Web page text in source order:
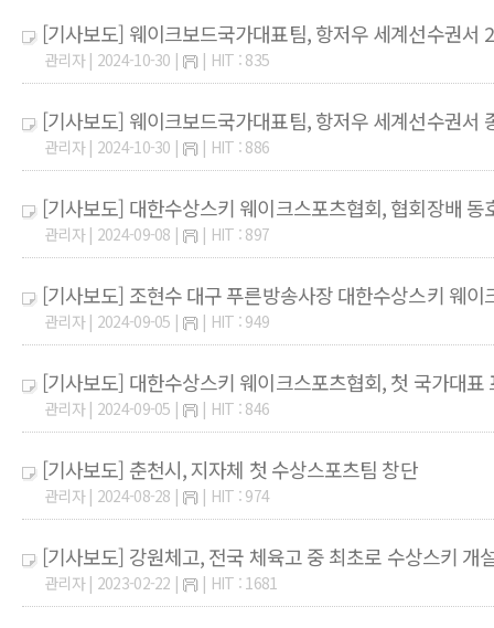
[기사보도] 웨이크보드국가대표팀, 항저우 세계선수권서
관리자 | 2024-10-30 | | HIT : 835
[기사보도] 웨이크보드국가대표팀, 항저우 세계선수권서
관리자 | 2024-10-30 | | HIT : 886
[기사보도] 대한수상스키 웨이크스포츠협회, 협회장배 동
관리자 | 2024-09-08 | | HIT : 897
[기사보도] 조현수 대구 푸른방송사장 대한수상스키 웨이
관리자 | 2024-09-05 | | HIT : 949
[기사보도] 대한수상스키 웨이크스포츠협회, 첫 국가대표
관리자 | 2024-09-05 | | HIT : 846
[기사보도] 춘천시, 지자체 첫 수상스포츠팀 창단
관리자 | 2024-08-28 | | HIT : 974
[기사보도] 강원체고, 전국 체육고 중 최초로 수상스키 개
관리자 | 2023-02-22 | | HIT : 1681